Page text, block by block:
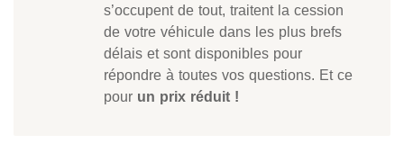
s’occupent de tout, traitent la cession
de votre véhicule dans les plus brefs
délais et sont disponibles pour
répondre à toutes vos questions. Et ce
pour un prix réduit !